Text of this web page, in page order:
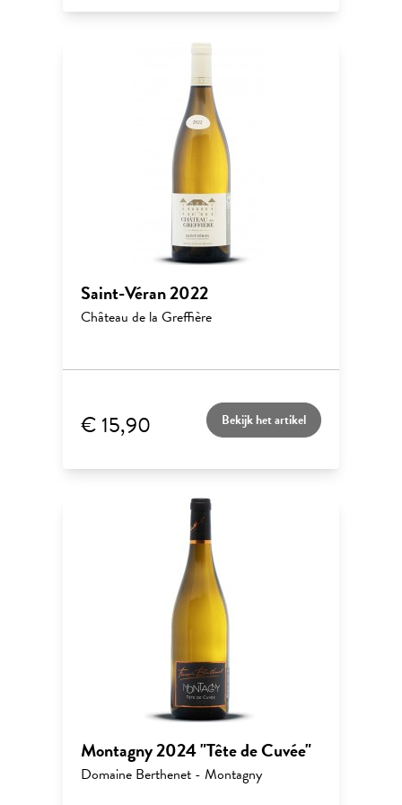
Saint-Véran 2022
Château de la Greffière
€ 15,90 Bekijk het artikel
Montagny 2024 "Tête de Cuvée"
Domaine Berthenet - Montagny